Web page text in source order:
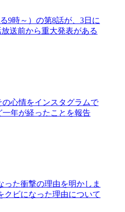
9時～）の第8話が、3日に
送前から重大発表がある
心情をインスタグラムで
年が経ったことを報告
た衝撃の理由を明かしま
クビになった理由について